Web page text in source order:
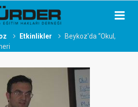
Etkinlikler
Beykoz'da “Okul,